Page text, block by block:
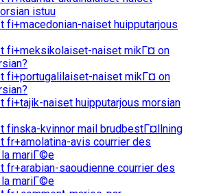
istuu
fi+macedonian-naiset huipputarjous
fi+meksikolaiset-naiset mikГ¤ on
fi+portugalilaiset-naiset mikГ¤ on
fi+tajik-naiset huipputarjous morsian
finska-kvinnor mail brudbestГ¤llning
fr+amolatina-avis courrier des
mariГ©e
fr+arabian-saoudienne courrier des
mariГ©e